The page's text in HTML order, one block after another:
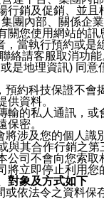
行銷及促銷、並
團內部、關係企
關您使用網站的
，當執行預約或
絡請客服取消功能
是地理資訊) 同
預約科技保證不
供資料。
輸的私人通訊，
保密。
涉及您的個人識
與其合作行銷之
公司不會向您索
立即停止利用您
對象及方式如下
依法令之資料保